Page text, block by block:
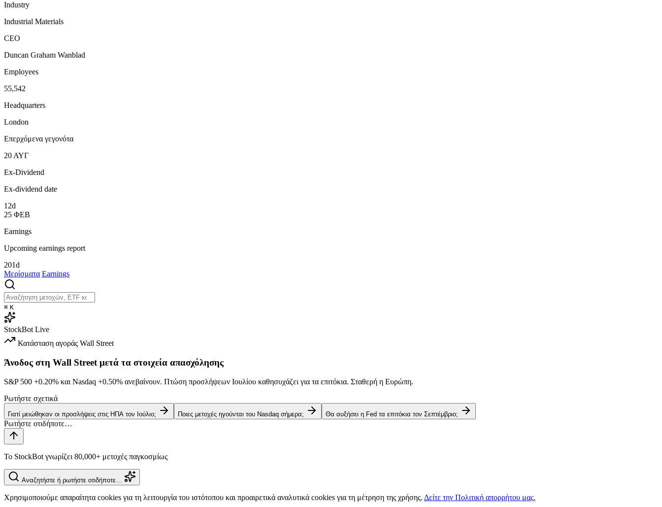
Industry
Industrial Materials
CEO
Duncan Graham Wanblad
Employees
55,542
Headquarters
London
Επερχόμενα γεγονότα
20 ΑΥΓ
Ex-Dividend
Ex-dividend date
12d
25 ΦΕΒ
Earnings
Upcoming earnings report
201d
Μερίσματα Earnings
⌘ K
StockBot Live
Κατάσταση αγοράς Wall Street
Άνοδος στη Wall Street μετά τα στοιχεία απασχόλησης
S&P 500 +0.20% και Nasdaq +0.50% ανεβαίνουν. Πτώση προσλήψεων Ιουλίου καθησυχάζει για τα επιτόκια. Σταθερή η Ευρώπη.
Ρωτήστε σχετικά
Γιατί μειώθηκαν οι προσλήψεις στις ΗΠΑ τον Ιούλιο; Ποιες μετοχές ηγούνται του Nasdaq σήμερα; Θα αυξήσει η Fed τα επιτόκια τον Σεπτέμβριο;
Το StockBot γνωρίζει 80,000+ μετοχές παγκοσμίως
Αναζητήστε ή ρωτήστε οτιδήποτε…
Χρησιμοποιούμε απαραίτητα cookies για τη λειτουργία του ιστότοπου και προαιρετικά αναλυτικά cookies για τη μέτρηση της χρήσης. Δείτε την Πολιτική απορρήτου μας.